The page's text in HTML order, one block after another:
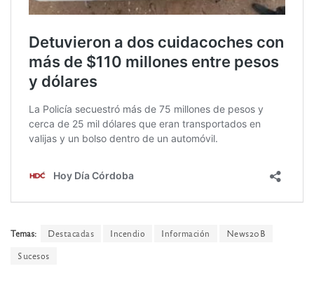
Temas: Destacadas Incendio Información
News20B
Sucesos